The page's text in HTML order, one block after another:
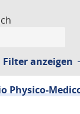
Filter anzeigen
Physico-